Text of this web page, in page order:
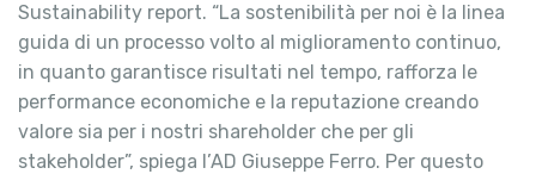
Sustainability report. “La sostenibilità per noi è la linea
guida di un processo volto al miglioramento continuo,
in quanto garantisce risultati nel tempo, rafforza le
performance economiche e la reputazione creando
valore sia per i nostri shareholder che per gli
stakeholder”, spiega l’AD Giuseppe Ferro. Per questo